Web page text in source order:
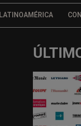
LATINOAMÉRICA